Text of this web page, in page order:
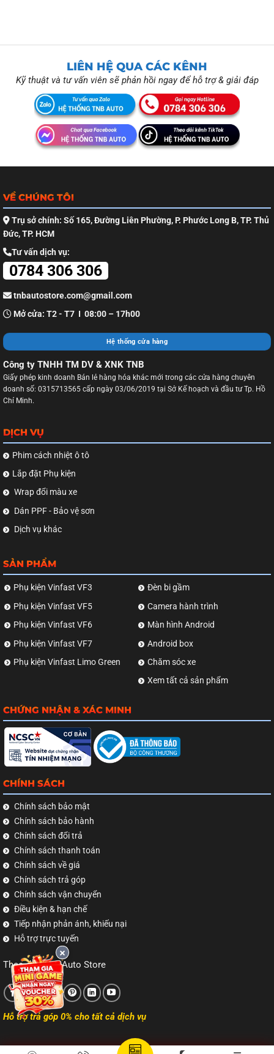
LIÊN HỆ QUA CÁC KÊNH
Kỹ thuật và tư vấn viên sẽ phản hồi ngay để hỗ trợ & giải đáp
VỀ CHÚNG TÔI
Trụ sở chính: Số 165, Đường Liên Phường, P. Phước Long B, TP. Thủ
Đức, TP. HCM
Tư vấn dịch vụ:
0784 306 306
tnbautostore.com@gmail.com
Mở cửa: T2 - T7 I 08:00 – 17h00
Hệ thống cửa hàng
Công ty TNHH TM DV & XNK TNB
Giấy phép kinh doanh Bán lẻ hàng hóa khác mới trong các cửa hàng chuyên
doanh số: 0315713565 cấp ngày 03/06/2019 tại Sở Kế hoạch và đầu tư Tp. Hồ
Chí Minh.
DỊCH VỤ
Phim cách nhiệt ô tô
Lắp đặt Phụ kiện
Wrap đổi màu xe
Dán PPF - Bảo vệ sơn
Dịch vụ khác
SẢN PHẨM
Phụ kiện Vinfast VF3
Phụ kiện Vinfast VF5
Phụ kiện Vinfast VF6
Phụ kiện Vinfast VF7
Phụ kiện Vinfast Limo Green
Đèn bi gầm
Camera hành trình
Màn hình Android
Android box
Chăm sóc xe
Xem tất cả sản phẩm
CHỨNG NHẬN & XÁC MINH
CHÍNH SÁCH
Chính sách bảo mật
Chính sách bảo hành
Chính sách đổi trả
Chính sách thanh toán
Chính sách về giá
Chính sách trả góp
Chính sách vận chuyển
Điều kiện & hạn chế
Tiếp nhận phản ánh, khiếu nại
Hỗ trợ trực tuyến
Theo dõi TNB Auto Store
Hỗ trợ trả góp 0% cho tất cả dịch vụ